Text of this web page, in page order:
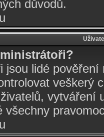
důvodů.
jsou lidé
veškerý
vytváření
všechny